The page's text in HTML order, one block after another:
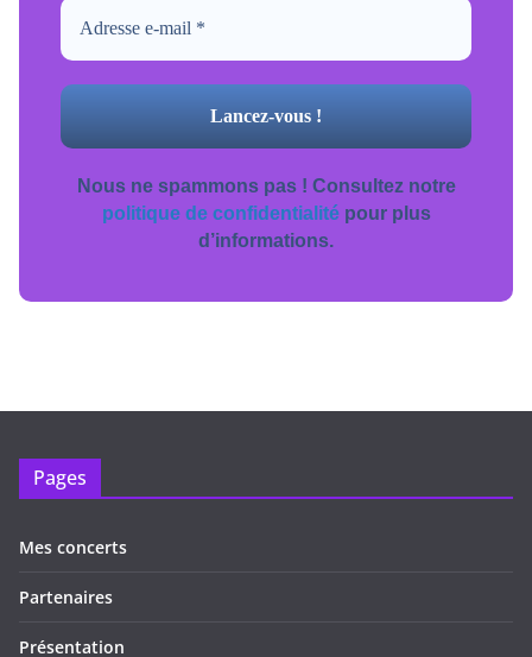
Nous ne spammons pas ! Consultez notre
politique de confidentialitépour plus
d’informations.
Pages
Mes concerts
Partenaires
Présentation